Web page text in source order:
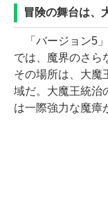
冒険の舞台は、
「バージョン5」
では、魔界のさら
その場所は、大魔
域だ。大魔王統治
は一際強力な魔瘴